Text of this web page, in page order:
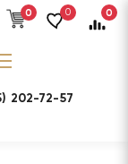
0 0 0
202-72-57